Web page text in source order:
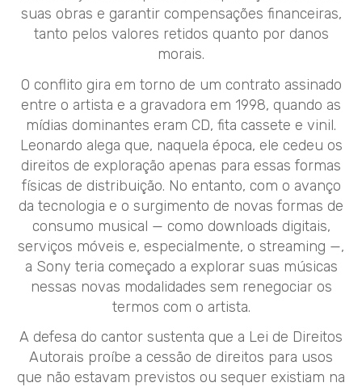
suas obras e garantir compensações financeiras,
tanto pelos valores retidos quanto por danos
morais.
O conflito gira em torno de um contrato assinado
entre o artista e a gravadora em 1998, quando as
mídias dominantes eram CD, fita cassete e vinil.
Leonardo alega que, naquela época, ele cedeu os
direitos de exploração apenas para essas formas
físicas de distribuição. No entanto, com o avanço
da tecnologia e o surgimento de novas formas de
consumo musical — como downloads digitais,
serviços móveis e, especialmente, o streaming —,
a Sony teria começado a explorar suas músicas
nessas novas modalidades sem renegociar os
termos com o artista.
A defesa do cantor sustenta que a Lei de Direitos
Autorais proíbe a cessão de direitos para usos
que não estavam previstos ou sequer existiam na